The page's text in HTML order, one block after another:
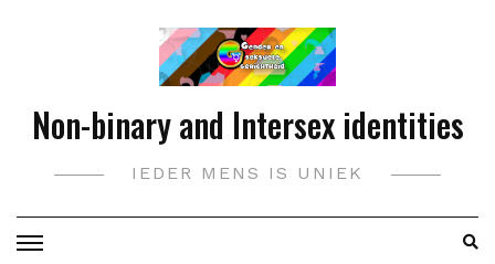
Non-binary and Intersex identities
IEDER MENS IS UNIEK